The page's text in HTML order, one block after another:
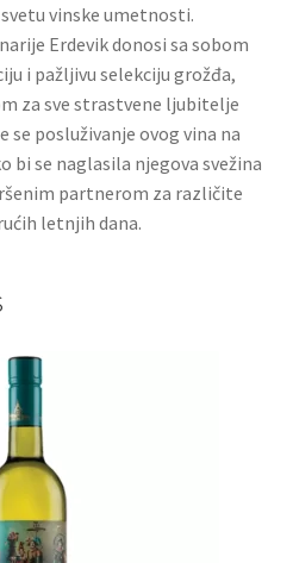
vinske umetnosti.
Erdevik donosi sa sobom
i pažljivu selekciju grožđa,
za sve strastvene ljubitelje
se posluživanje ovog vina na
bi se naglasila njegova svežina
partnerom za različite
letnjih dana.